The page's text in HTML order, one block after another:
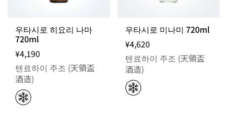
우타시로 히요리 나마
720ml
¥4,190
텐료하이 주조 (天領盃
酒造)
우타시로 미나미 720ml
¥4,620
텐료하이 주조 (天領盃
酒造)